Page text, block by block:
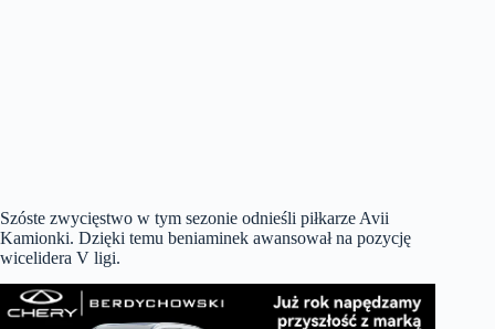
Szóste zwycięstwo w tym sezonie odnieśli piłkarze Avii
Kamionki. Dzięki temu beniaminek awansował na pozycję
wicelidera V ligi.